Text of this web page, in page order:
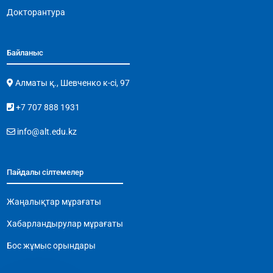
Докторантура
Байланыс
Алматы қ., Шевченко к-сі, 97
+7 707 888 1931
info@alt.edu.kz
Пайдалы сілтемелер
Жаңалықтар мұрағаты
Хабарландырулар мұрағаты
Бос жұмыс орындары